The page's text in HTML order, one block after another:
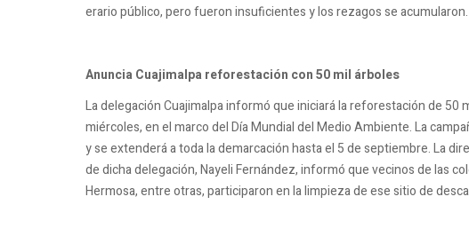
erario público, pero fueron insuficientes y los rezagos se acumularon.
Anuncia Cuajimalpa reforestación con 50 mil árboles
La delegación Cuajimalpa informó que iniciará la reforestación de
miércoles, en el marco del Día Mundial del Medio Ambiente. La
y se extenderá a toda la demarcación hasta el 5 de septiembre. La
de dicha delegación, Nayeli Fernández, informó que vecinos de las
Hermosa, entre otras, participaron en la limpieza de ese sitio de